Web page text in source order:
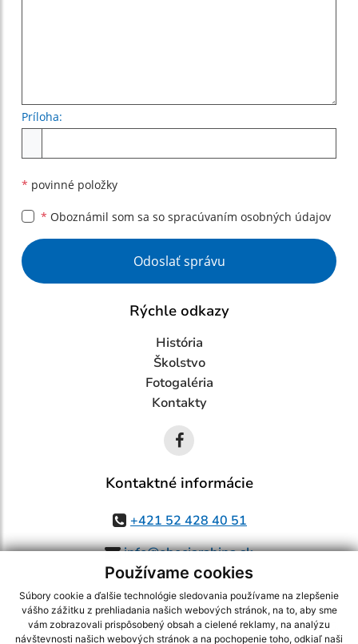
Používame cookies
Súbory cookie a ďalšie technológie sledovania používame na zlepšenie
vášho zážitku z prehliadania našich webových stránok, na to, aby sme
vám zobrazovali prispôsobený obsah a cielené reklamy, na analýzu
návštevnosti našich webových stránok a na pochopenie toho, odkiaľ naši
Príloha:
* povinné položky
* Oboznámil som sa so spracúvaním osobných údajov
Google reCaptcha Response
Odoslať správu
Rýchle odkazy
História
Školstvo
Fotogaléria
Kontakty
Kontaktné informácie
+421 52 428 40 51
info@obecjarabina.sk
využite možnosť získavania aktuálnych informácií s využitím RSS
CMS systém (redakčný) systém ECHELON 2,Mapa stránok,web portál